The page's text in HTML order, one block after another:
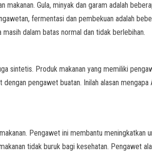
Gula, minyak dan garam adalah
fermentasi dan pembekuan adalah
dalam batas normal dan tidak berlebihan.
sintetis. Produk makanan yang memiliki
pengawet buatan. Inilah alasan
Pengawet ini membantu meningkatkan
tidak buruk bagi kesehatan. Pengawet